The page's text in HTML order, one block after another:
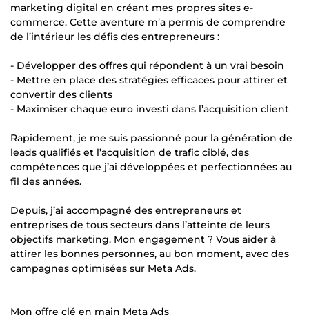
marketing digital en créant mes propres sites e-
commerce. Cette aventure m’a permis de comprendre
de l’intérieur les défis des entrepreneurs :
- Développer des offres qui répondent à un vrai besoin
- Mettre en place des stratégies efficaces pour attirer et
convertir des clients
- Maximiser chaque euro investi dans l’acquisition client
Rapidement, je me suis passionné pour la génération de
leads qualifiés et l’acquisition de trafic ciblé, des
compétences que j’ai développées et perfectionnées au
fil des années.
Depuis, j’ai accompagné des entrepreneurs et
entreprises de tous secteurs dans l’atteinte de leurs
objectifs marketing. Mon engagement ? Vous aider à
attirer les bonnes personnes, au bon moment, avec des
campagnes optimisées sur Meta Ads.
Mon offre clé en main Meta Ads